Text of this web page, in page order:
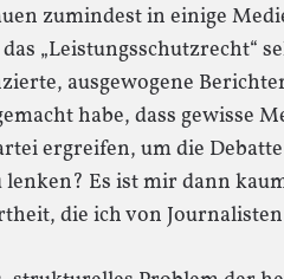
zumindest in einige
„Leistungsschutzrecht“
ausgewogene
habe, dass gewisse
ergreifen, um die
lenken? Es ist mir dann
die ich von